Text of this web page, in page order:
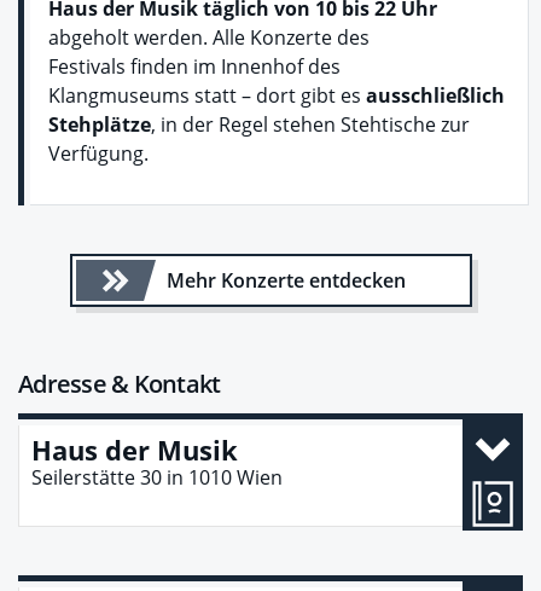
Haus der Musik täglich von 10 bis 22 Uhr
abgeholt werden. Alle Konzerte des
Festivals finden im Innenhof des
Klangmuseums statt – dort gibt es ausschließlich
Stehplätze, in der Regel stehen Stehtische zur
Verfügung.
Mehr Konzerte entdecken
Adresse & Kontakt
Haus der Musik
Seilerstätte 30 in 1010Wien